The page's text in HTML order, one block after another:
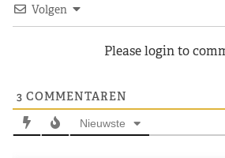
Volgen
Please login to
3 COMMENTAREN
Nieuwste